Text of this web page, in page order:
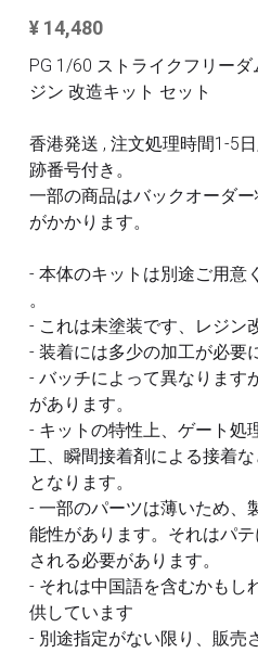
すべてのカテゴリー
MG と 1/100 改造キット
その他
SEED
UC
PG RG HG SD 改造キッ
フレームアームズ ガ
改造パーツ
フレームアームズ ガ
塗装済パーツ
布服 着物
3Mサンディングスポ
デカール
その他 ツール
全商品のリスト
¥ 14,480
PG 1/60 ストライクフリー
ジン 改造キット セット
香港発送 , 注文処理時間1-5
跡番号付き。
一部の商品はバックオーダ
がかかります。
- 本体のキットは別途ご用意
。
- これは未塗装です、レジン
- 装着には多少の加工が必要
- バッチによって異なります
があります。
- キットの特性上、ゲート処
工、瞬間接着剤による接着
となります。
- 一部のパーツは薄いため、
能性があります。それはパ
される必要があります。
- それは中国語を含むかもし
供しています
- 別途指定がない限り、販売